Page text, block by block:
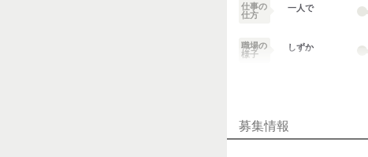
仕事の
仕方
一人で
職場の
様子
しずか
個性が生かせる
募集情報